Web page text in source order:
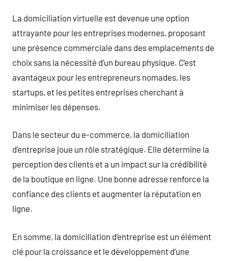
La domiciliation virtuelle est devenue une option
attrayante pour les entreprises modernes, proposant
une présence commerciale dans des emplacements de
choix sans la nécessité d’un bureau physique. C’est
avantageux pour les entrepreneurs nomades, les
startups, et les petites entreprises cherchant à
minimiser les dépenses.
Dans le secteur du e-commerce, la domiciliation
d’entreprise joue un rôle stratégique. Elle détermine la
perception des clients et a un impact sur la crédibilité
de la boutique en ligne. Une bonne adresse renforce la
confiance des clients et augmenter la réputation en
ligne.
En somme, la domiciliation d’entreprise est un élément
clé pour la croissance et le développement d’une